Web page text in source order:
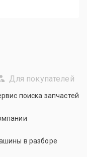
Для покупателей
поиска запчастей
в разборе